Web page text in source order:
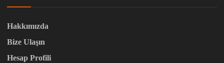
Hakkımızda
Bize Ulaşın
Hesap Profili